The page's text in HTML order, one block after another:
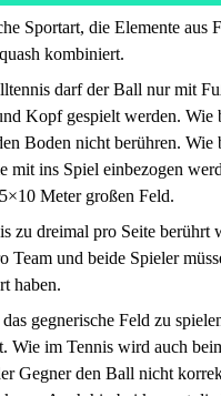
Sportart, die Elemente aus
kombiniert.
darf der Ball nur mit
Kopf gespielt werden. Wie
Boden nicht berühren. Wie
mit ins Spiel einbezogen
Meter großen Feld.
zu dreimal pro Seite berührt
Team und beide Spieler
haben.
gegnerische Feld zu
Wie im Tennis wird auch
Gegner den Ball nicht